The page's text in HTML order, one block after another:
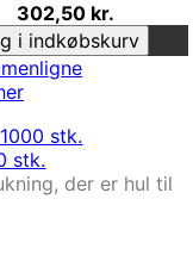
302,50 kr.
i indkøbskurv
stk.
der er hul til